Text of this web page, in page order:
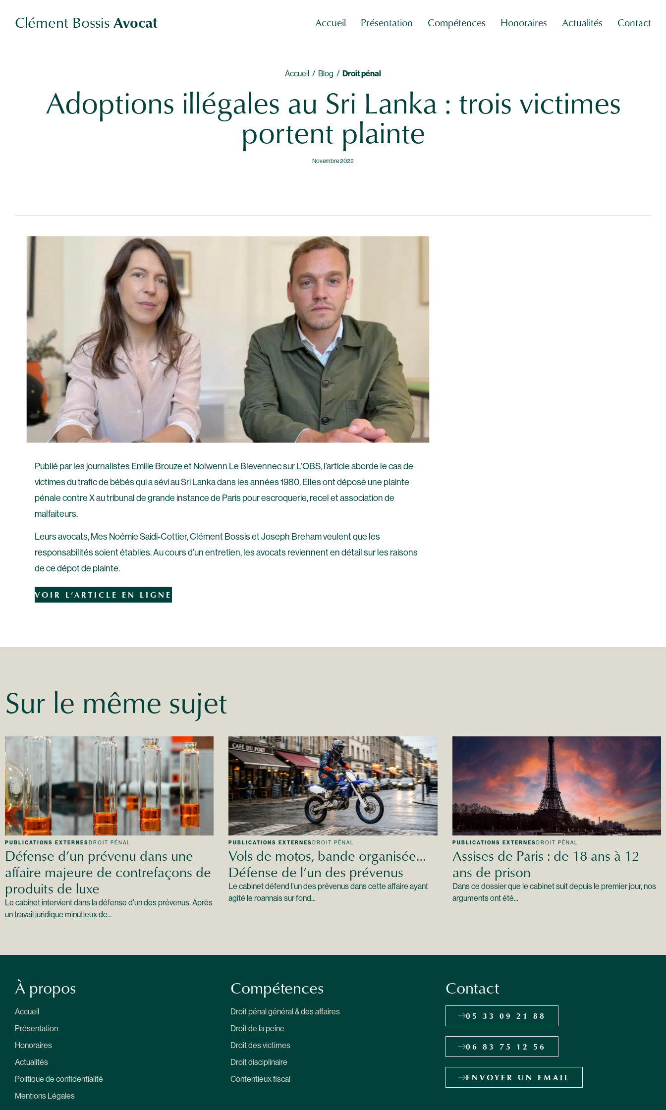
Clément BossisAvocat Accueil Présentation Compétences Honoraires Actualités Contact
Accueil / Blog / Droit pénal
Adoptions illégales au Sri Lanka : trois victimes
portent plainte
Novembre 2022
Publié par les journalistes Emilie Brouze et Nolwenn Le Blevennec surL’OBS, l’article aborde le cas de
victimes du trafic de bébés qui a sévi au Sri Lanka dans les années 1980. Elles ont déposé une plainte
pénale contre X au tribunal de grande instance de Paris pour escroquerie, recel et association de
malfaiteurs.
Leurs avocats, Mes Noémie Saidi-Cottier, Clément Bossis et Joseph Breham veulent que les
responsabilités soient établies. Au cours d’un entretien, les avocats reviennent en détail sur les raisons
de ce dépot de plainte.
VOIR L’ARTICLE EN LIGNE
Sur le même sujet
PUBLICATIONS EXTERNES DROIT PÉNAL
Défense d’un prévenu dans une
affaire majeure de contrefaçons de
produits de luxe
Le cabinet intervient dans la défense d’un des prévenus. Après
un travail juridique minutieux de...
PUBLICATIONS EXTERNES DROIT PÉNAL
Vols de motos, bande organisée…
Défense de l’un des prévenus
Le cabinet défend l’un des prévenus dans cette affaire ayant
agité le roannais sur fond...
PUBLICATIONS EXTERNES DROIT PÉNAL
Assises de Paris : de 18 ans à 12
ans de prison
Dans ce dossier que le cabinet suit depuis le premier jour, nos
arguments ont été...
À propos
Accueil
Présentation
Honoraires
Actualités
Politique de confidentialité
Mentions Légales
Compétences
Droit pénal général & des affaires
Droit de la peine
Droit des victimes
Droit disciplinaire
Contentieux fiscal
Contact
05 33 09 21 88
06 83 75 12 56
ENVOYER UN EMAIL